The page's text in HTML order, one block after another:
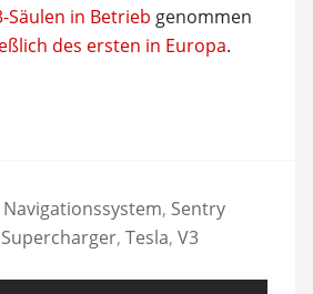
in Betrieb genommen
des ersten in Europa.
Navigationssystem, Sentry
Supercharger, Tesla, V3